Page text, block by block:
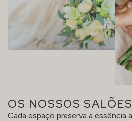
OS NOSSOS SALÕES
Cada espaço preserva a essência